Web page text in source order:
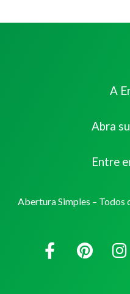
A
Abra
Entre
Abertura Simples –